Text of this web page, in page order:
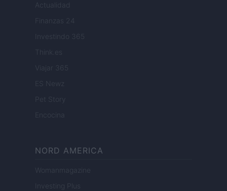
Actualidad
Finanzas 24
Investindo 365
Think.es
Viajar 365
ES Newz
Pet Story
Encocina
NORD AMERICA
Womanmagazine
Investing Plus